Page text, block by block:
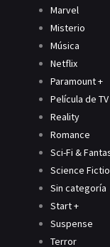
Marvel
Misterio
Música
Netflix
Paramount +
Película de TV
Reality
Romance
Sci-Fi &
Science
Sin categoría
Start +
Suspense
Terror